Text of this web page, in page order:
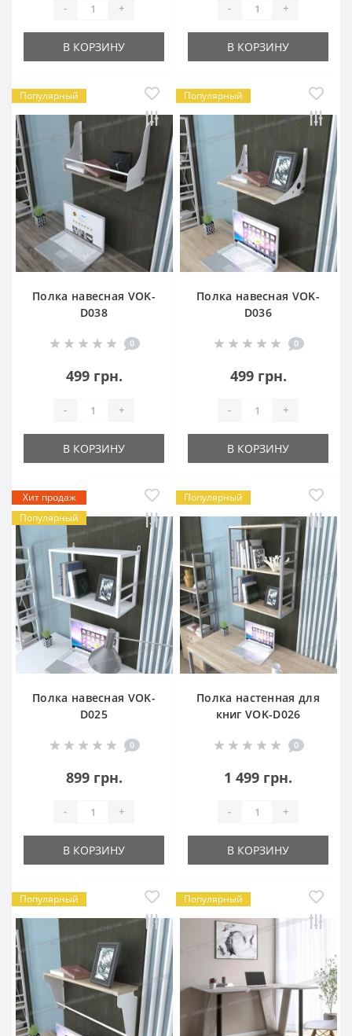
- +
В КОРЗИНУ
- +
В КОРЗИНУ
Популярный
Полка навесная VOK-
D038
0
499 грн.
- +
В КОРЗИНУ
Популярный
Полка навесная VOK-
D036
0
499 грн.
- +
В КОРЗИНУ
Хит продаж
Популярный
Полка навесная VOK-
D025
0
899 грн.
- +
В КОРЗИНУ
Популярный
Полка настенная для
книг VOK-D026
0
1 499 грн.
- +
В КОРЗИНУ
Популярный Популярный